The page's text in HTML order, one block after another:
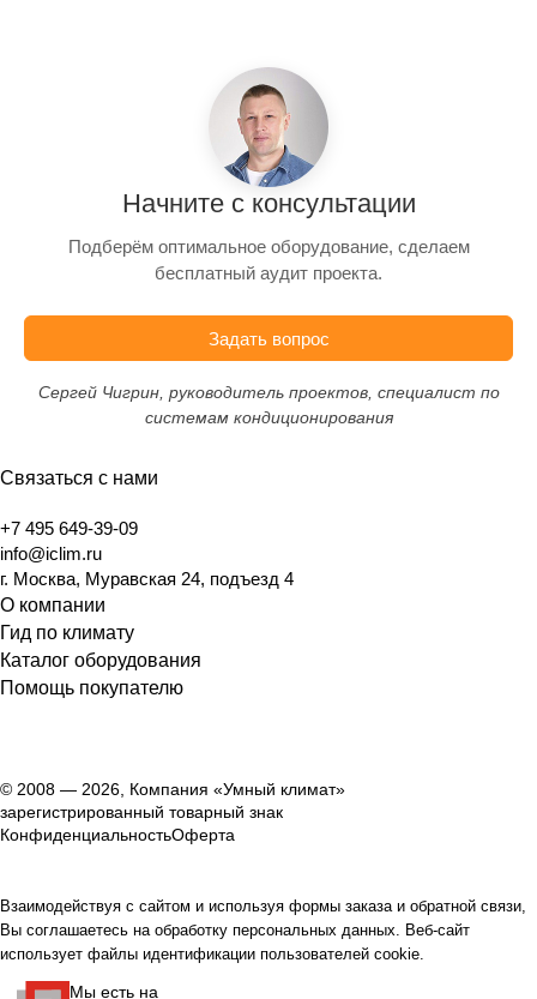
Начните с консультации
Подберём оптимальное оборудование, сделаем
бесплатный аудит проекта.
Задать вопрос
Сергей Чигрин, руководитель проектов, специалист по
системам кондиционирования
Связаться с нами
+7 495 649-39-09
info@iclim.ru
г. Москва, Муравская 24, подъезд 4
О компании
Гид по климату
Каталог оборудования
Помощь покупателю
© 2008 — 2026, Компания «Умный климат»
зарегистрированный товарный знак
КонфиденциальностьОферта
Взаимодействуя с сайтом и используя формы заказа и обратной связи,
Вы соглашаетесь на обработку персональных данных. Веб-сайт
использует файлы идентификации пользователей cookie.
Мы есть на